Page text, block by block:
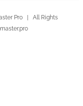
Pro | All Rights